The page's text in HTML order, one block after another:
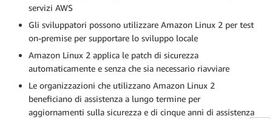
servizi AWS
Gli sviluppatori possono utilizzare Amazon Linux 2 per test
on-premise per supportare lo sviluppo locale
Amazon Linux 2 applica le patch di sicurezza
automaticamente e senza che sia necessario riavviare
Le organizzazioni che utilizzano Amazon Linux 2
beneficiano di assistenza a lungo termine per
aggiornamenti sulla sicurezza e di cinque anni di assistenza